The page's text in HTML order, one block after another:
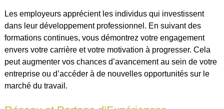
Les employeurs apprécient les individus qui investissent
dans leur développement professionnel. En suivant des
formations continues, vous démontrez votre engagement
envers votre carrière et votre motivation à progresser. Cela
peut augmenter vos chances d’avancement au sein de votre
entreprise ou d’accéder à de nouvelles opportunités sur le
marché du travail.